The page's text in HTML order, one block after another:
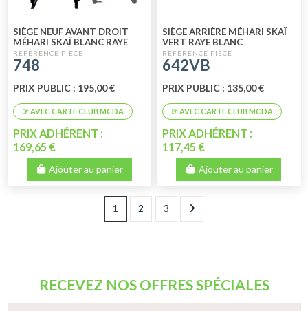
SIÈGE NEUF AVANT DROIT
MÉHARI SKAÏ BLANC RAYE
BLEU
748
PRIX PUBLIC : 195,00 €
PRIX ADHÉRENT :
169,65 €
Ajouter au panier
SIÈGE ARRIÈRE MÉHARI SKAÏ
VERT RAYE BLANC
642VB
PRIX PUBLIC : 135,00 €
PRIX ADHÉRENT :
117,45 €
Ajouter au panier
1 2 3
RECEVEZ NOS OFFRES SPÉCIALES